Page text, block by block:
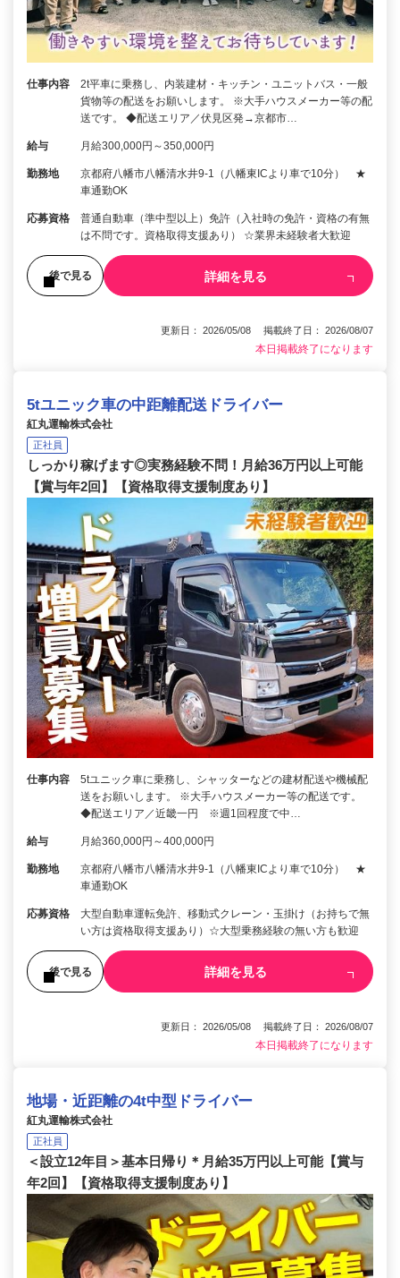
仕事内容
2t平車に乗務し、内装建材・キッチン・ユニットバス・一般
貨物等の配送をお願いします。 ※大手ハウスメーカー等の配
送です。 ◆配送エリア／伏見区発→京都市…
給与 月給300,000円～350,000円
勤務地
京都府八幡市八幡清水井9-1（八幡東ICより車で10分） ★
車通勤OK
応募資格
普通自動車（準中型以上）免許（入社時の免許・資格の有無
は不問です。資格取得支援あり） ☆業界未経験者大歓迎
後で見る 詳細を見る
更新日： 2026/05/08 掲載終了日： 2026/08/07
本日掲載終了になります
5tユニック車の中距離配送ドライバー
紅丸運輸株式会社
正社員
しっかり稼げます◎実務経験不問！月給36万円以上可能
【賞与年2回】【資格取得支援制度あり】
仕事内容
5tユニック車に乗務し、シャッターなどの建材配送や機械配
送をお願いします。 ※大手ハウスメーカー等の配送です。
◆配送エリア／近畿一円 ※週1回程度で中…
給与 月給360,000円～400,000円
勤務地
京都府八幡市八幡清水井9-1（八幡東ICより車で10分） ★
車通勤OK
応募資格
大型自動車運転免許、移動式クレーン・玉掛け（お持ちで無
い方は資格取得支援あり）☆大型乗務経験の無い方も歓迎
後で見る 詳細を見る
更新日： 2026/05/08 掲載終了日： 2026/08/07
本日掲載終了になります
地場・近距離の4t中型ドライバー
紅丸運輸株式会社
正社員
＜設立12年目＞基本日帰り＊月給35万円以上可能【賞与
年2回】【資格取得支援制度あり】